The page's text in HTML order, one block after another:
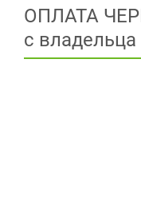
ОПЛАТА
с владельца